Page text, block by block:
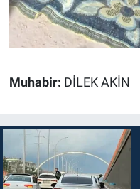
Muhabir: DİLEK AKİN